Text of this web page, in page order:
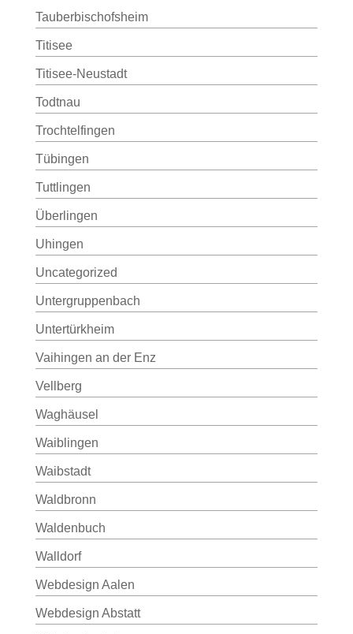
Tauberbischofsheim
Titisee
Titisee-Neustadt
Todtnau
Trochtelfingen
Tübingen
Tuttlingen
Überlingen
Uhingen
Uncategorized
Untergruppenbach
Untertürkheim
Vaihingen an der Enz
Vellberg
Waghäusel
Waiblingen
Waibstadt
Waldbronn
Waldenbuch
Walldorf
Webdesign Aalen
Webdesign Abstatt